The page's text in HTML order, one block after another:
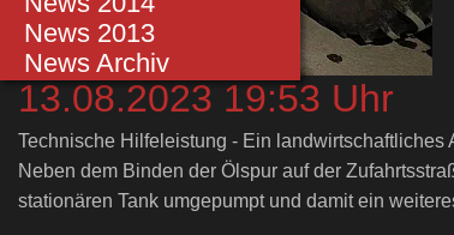
Einsätze 2013
Einsätze bis 2012
News 2013
News Archiv
13.08.2023 19:53 Uhr
Technische Hilfeleistung - Ein
Neben dem Binden der Ölspur auf der
stationären Tank umgepumpt und damit ein